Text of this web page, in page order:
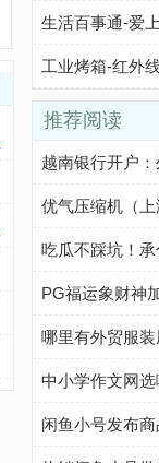
生活百事通-爱
推荐阅读
优气压缩机（
吃瓜不踩坑！